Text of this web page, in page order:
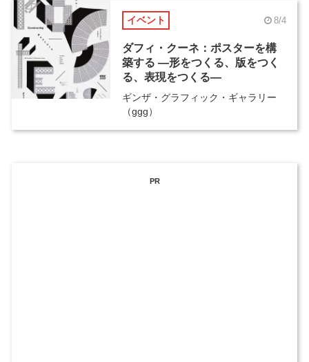
イベント 8/4
ダフィ・クーネ：ポスターを構
築する ―形をつくる、版をつく
る、表現をつくる―
ギンザ・グラフィック・ギャラリー
（ggg）
PR